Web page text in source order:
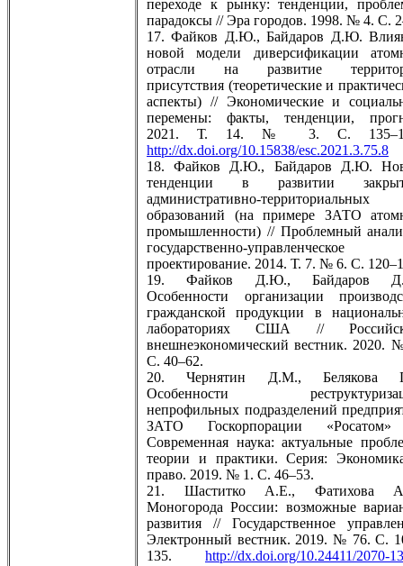
переходе к рынку: тенденции,
парадоксы // Эра городов. 1998. № 4. С.
17. Файков Д.Ю., Байдаров Д.Ю.
новой модели диверсификации
отрасли на развитие
присутствия (теоретические и
аспекты) // Экономические и
перемены: факты, тенденции,
2021. Т. 14. № 3. С.
http://dx.doi.org/10.15838/esc.2021.3.75.8
18. Файков Д.Ю., Байдаров Д.Ю.
тенденции в развитии
административно-территориальных
образований (на примере ЗАТО
промышленности) // Проблемный
государственно-управленческое
проектирование. 2014. Т. 7. № 6. С.
19. Файков Д.Ю., Байдаров
Особенности организации
гражданской продукции в
лабораториях США //
внешнеэкономический вестник. 2020.
С. 40–62.
20. Чернятин Д.М., Белякова
Особенности
непрофильных подразделений
ЗАТО Госкорпорации
Современная наука: актуальные
теории и практики. Серия:
право. 2019. № 1. С. 46–53.
21. Шаститко А.Е., Фатихова
Моногорода России: возможные
развития // Государственное
Электронный вестник. 2019. № 76. С.
135. http://dx.doi.org/10.24411/2070-